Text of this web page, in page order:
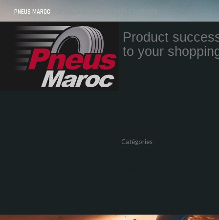
PNEUS MAROC VOS PNEUS AU MAROC LIVRÉS ET MONTÉS
Product
to your
Catégories